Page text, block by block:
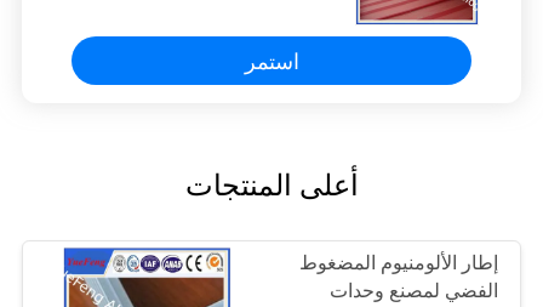
استمر
أعلى المنتجات
إطار الألومنيوم المضغوط
الفضي لمصنع وحدات